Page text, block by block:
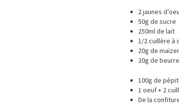
2 jaunes
50g de sucre
250ml de lait
1/2 cuillère à
20g de
20g de beurre
100g de
1 oeuf + 2
De la